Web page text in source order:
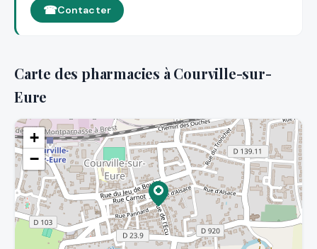
Contacter
Carte des pharmacies à Courville-sur-
Eure
+
−